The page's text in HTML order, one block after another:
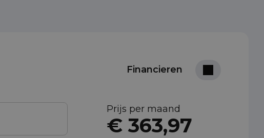
Financieren
Prijs per maand
€ 363,97